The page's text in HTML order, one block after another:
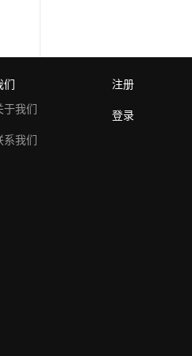
们
于我们
系我们
注册
登录